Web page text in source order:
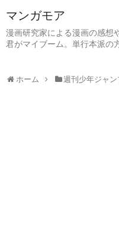
マンガモア
漫画研究家による漫画の感想
君がマイブーム。単行本派の
ホーム 週刊少年ジャン